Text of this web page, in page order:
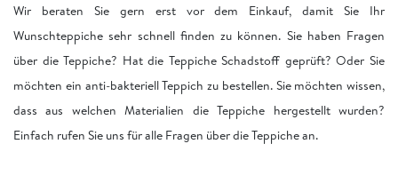
Wir beraten Sie gern erst vor dem Einkauf, damit Sie Ihr
Wunschteppiche sehr schnell finden zu können. Sie haben Fragen
über die Teppiche? Hat die Teppiche Schadstoff geprüft? Oder Sie
möchten ein anti-bakteriell Teppich zu bestellen. Sie möchten wissen,
dass aus welchen Materialien die Teppiche hergestellt wurden?
Einfach rufen Sie uns für alle Fragen über die Teppiche an.